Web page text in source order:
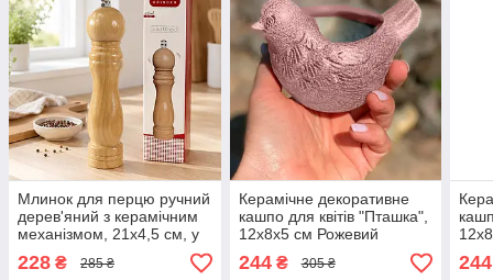
Млинок для перцю ручний
дерев'яний з керамічним
механізмом, 21x4,5 см, у
коробці (Млинок для
спецій, перцемолка)
228 ₴ 285 ₴
Керамічне декоративне
кашпо для квітів "Пташка",
12x8x5 см Рожевий
244₴ 305 ₴ 244